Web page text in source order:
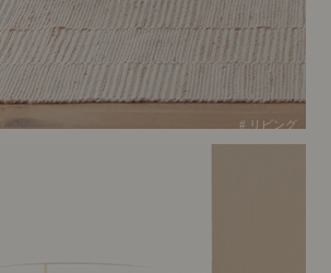
# リビング